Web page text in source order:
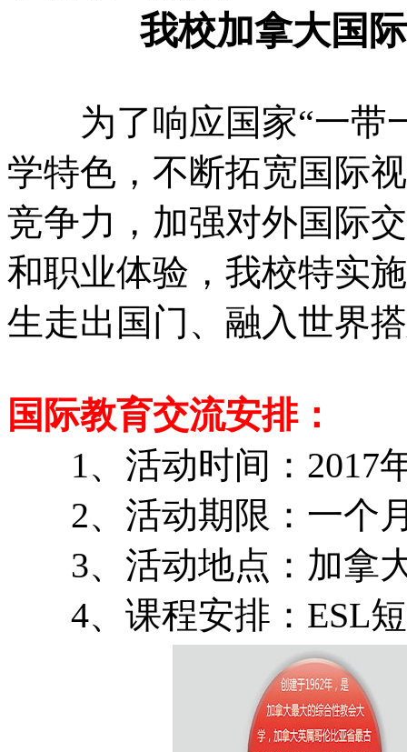
我校加拿大国
为了响应国家“一带
学特色，不断拓宽国际
竞争力，加强对外国际
和职业体验，我校特实
生走出国门、融入世界
国际教育交流安排：
1、活动时间：2017
2、活动期限：一个
3、活动地点：加拿
4、课程安排：ESL